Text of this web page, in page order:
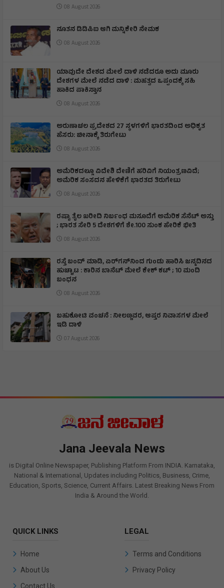
08 August 2026
ನೂತನ ಡಿಡಿಪಿಐ ಆಗಿ ಮನ್ನಿಕೇರಿ ನೇಮಕ
08 August 2026
ಯಾವುದೇ ದೇಶದ ಮೇಲೆ ದಾಳಿ ನಡೆದರೂ ಅದು ಮೂರು
ದೇಶಗಳ ಮೇಲೆ ನಡೆದ ದಾಳಿ : ಮಹತ್ವದ ಒಪ್ಪಂದಕ್ಕೆ ಸಹಿ
ಹಾಕಿದ ಪಾಕಿಸ್ತಾನ
08 August 2026
ಅರುಣಾಚಲ ಪ್ರದೇಶದ 27 ಸ್ಥಳಗಳಿಗೆ ಭಾರತದಿಂದ ಅಧಿಕೃತ
ಹೆಸರು: ಚೀನಾಕ್ಕೆ ತಿರುಗೇಟು
08 August 2026
ಅಮೆರಿಕದಲ್ಲೂ ವಿದೇಶಿ ದೇಣಿಗೆ ಹರಿವಿಗೆ ನಿಯಂತ್ರಣವಿದೆ;
ಅಮೆರಿಕ ಸಂಸದನ ಹೇಳಿಕೆಗೆ ಭಾರತದ ತಿರುಗೇಟು
08 August 2026
ರಷ್ಯಾ ತೈಲ ಖರೀದಿ ನಿರ್ಬಂಧ ಮಸೂದೆಗೆ ಅಮೆರಿಕ ಸೆನೆಟ್ ಅಸ್ತು
; ಭಾರತ ಸೇರಿ 5 ದೇಶಗಳಿಗೆ ಶೇ.100 ಸುಂಕ ಹೇರಿಕೆ ಭೀತಿ
08 August 2026
ರಸ್ತೆ ಬಂದ್ ಮಾಡಿ, ಏರ್‌ಗನ್‌ನಿಂದ ಗುಂಡು ಹಾರಿಸಿ ಜನ್ಮದಿನದ
ಹುಚ್ಚಾಟ : ಕಾರಿನ ಬಾನೆಟ್ ಮೇಲೆ ಕೇಕ್ ಕಟ್‌ ; 10 ಮಂದಿ
ಬಂಧನ
08 August 2026
ಬಹುಕೋಟಿ ವಂಚನೆ : ನೀಲಣ್ಣವರ, ಆಪ್ತರ ನಿವಾಸಗಳ ಮೇಲೆ
ಇಡಿ ದಾಳಿ
07 August 2026
Jana Jeevala News
is Digital Online Newspaper, Publishing Platform From INDIA. Karnataka,
National & International, Updates including Politics, Business, Crime,
Education, Sports, Science, Current Affairs. Latest Breaking News From
India & Around the World.
QUICK LINKS
Home
About Us
Contact Us
LEGAL
Terms and Conditions
Privacy Policy